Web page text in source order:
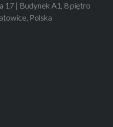
17 | Budynek A1, 8 piętro
Polska